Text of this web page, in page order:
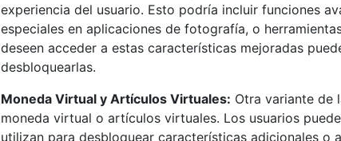
experiencia del usuario. Esto podría incluir funciones
especiales en aplicaciones de fotografía, o
deseen acceder a estas características mejoradas
desbloquearlas.
Moneda Virtual y Artículos Virtuales: Otra variante de
moneda virtual o artículos virtuales. Los usuarios
utilizan para desbloquear características adicionales o